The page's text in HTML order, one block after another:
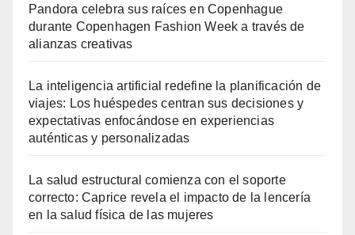
Pandora celebra sus raíces en Copenhague
durante Copenhagen Fashion Week a través de
alianzas creativas
La inteligencia artificial redefine la planificación de
viajes: Los huéspedes centran sus decisiones y
expectativas enfocándose en experiencias
auténticas y personalizadas
La salud estructural comienza con el soporte
correcto: Caprice revela el impacto de la lencería
en la salud física de las mujeres